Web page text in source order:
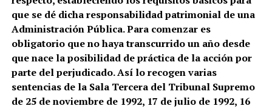
que se dé dicha responsabilidad patrimonial de una
Administración Pública. Para comenzar es
obligatorio que no haya transcurrido un año desde
que nace la posibilidad de práctica de la acción por
parte del perjudicado. Así lo recogen varias
sentencias de la Sala Tercera del Tribunal Supremo
de 25 de noviembre de 1992, 17 de julio de 1992, 16